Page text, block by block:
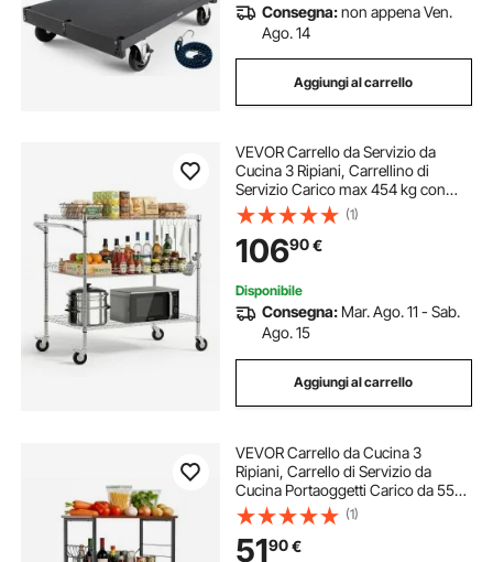
Consegna:non appena Ven.
Ago. 14
Aggiungi al carrello
VEVOR Carrello da Servizio da
Cucina 3 Ripiani, Carrellino di
Servizio Carico max 454 kg con
Ruote Ripiani in Filo Metallico
Altezza Regolabile 1016 x 635 x
1040 mm, Carrello Portaoggetti
Cucina
(1)
10690€
Disponibile
Consegna: Mar. Ago. 11 - Sab.
Ago. 15
Aggiungi al carrello
VEVOR Carrello da Cucina 3
Ripiani, Carrello di Servizio da
Cucina Portaoggetti Carico da 55
kg con Ruote 8 Ganci Ripiani in
Metallo, 602 x 402 x 902 mm,
Portaspezie Microonde Utensili
(1)
5190€